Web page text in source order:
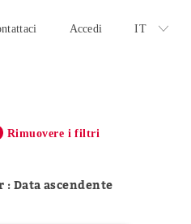
Accedi IT
Rimuovere i filtri
: Data ascendente